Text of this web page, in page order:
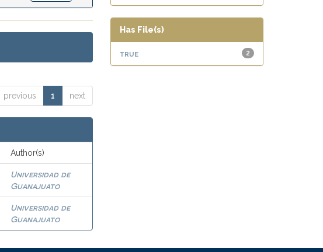
previous 1 next
Author(s)
Universidad de
Guanajuato
Universidad de
Guanajuato
Has File(s)
2
true